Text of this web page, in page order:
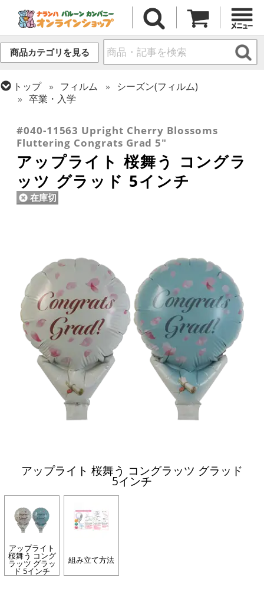
商品カテゴリを見る
トップ フィルム
シーズン(フィルム)
卒業・入学
#040-11563 Upright Cherry Blossoms
Fluttering Congrats Grad 5"
アップライト 桜舞う コングラ
ッツ グラッド 5インチ
在庫切
アップライト 桜舞う コングラッツ グラッド
5インチ
アップライト
桜舞う コング
ラッツ グラッ
ド 5インチ
組み立て方法